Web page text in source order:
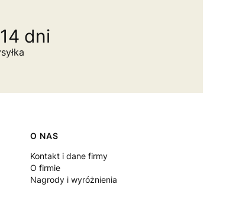
dni
O NAS
Kontakt i dane firmy
O firmie
Nagrody i wyróżnienia